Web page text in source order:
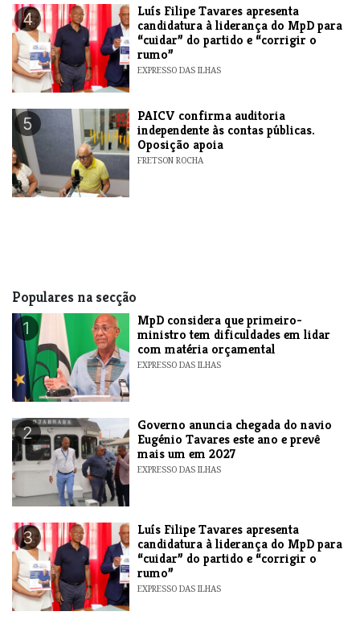
4
Luís Filipe Tavares apresenta
candidatura à liderança do MpD para
“cuidar” do partido e “corrigir o
rumo”
EXPRESSO DAS ILHAS
5
​PAICV confirma auditoria
independente às contas públicas.
Oposição apoia
FRETSON ROCHA
Populares na secção
1
MpD considera que primeiro-
ministro tem dificuldades em lidar
com matéria orçamental
EXPRESSO DAS ILHAS
2
Governo anuncia chegada do navio
Eugénio Tavares este ano e prevê
mais um em 2027
EXPRESSO DAS ILHAS
3
Luís Filipe Tavares apresenta
candidatura à liderança do MpD para
“cuidar” do partido e “corrigir o
rumo”
EXPRESSO DAS ILHAS